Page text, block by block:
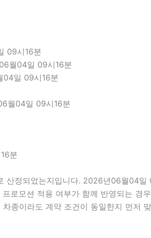
09시16분
월04일 09시16분
04일 09시16분
월04일 09시16분
분
산정되었는지입니다. 2026년06월04
로모션 적용 여부가 함께 반영되는
종이라도 계약 조건이 동일한지 먼저